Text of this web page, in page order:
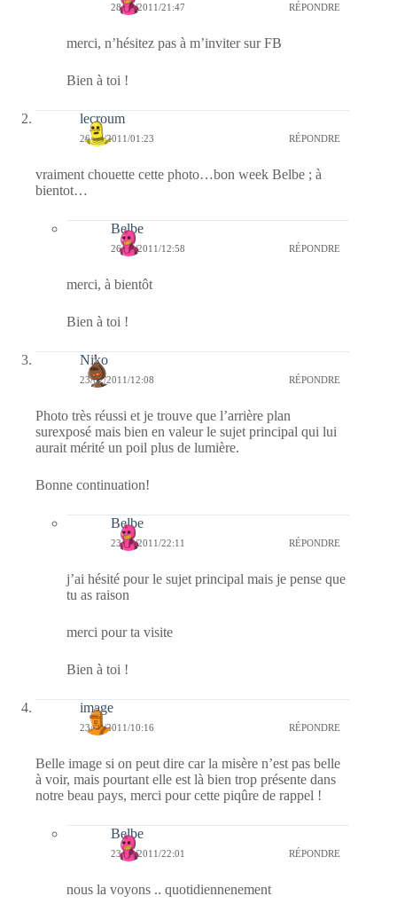
28/02/2011/21:47 RÉPONDRE
merci, n’hésitez pas à m’inviter sur FB
Bien à toi !
lecroum
26/02/2011/01:23 RÉPONDRE
vraiment chouette cette photo…bon week Belbe ; à
bientot…
Belbe
26/02/2011/12:58 RÉPONDRE
merci, à bientôt
Bien à toi !
Niko
23/02/2011/12:08 RÉPONDRE
Photo très réussi et je trouve que l’arrière plan
surexposé mais bien en valeur le sujet principal qui lui
aurait mérité un poil plus de lumière.
Bonne continuation!
Belbe
23/02/2011/22:11 RÉPONDRE
j’ai hésité pour le sujet principal mais je pense que
tu as raison
merci pour ta visite
Bien à toi !
image
23/02/2011/10:16 RÉPONDRE
Belle image si on peut dire car la misère n’est pas belle
à voir, mais pourtant elle est là bien trop présente dans
notre beau pays, merci pour cette piqûre de rappel !
Belbe
23/02/2011/22:01 RÉPONDRE
nous la voyons .. quotidiennenement